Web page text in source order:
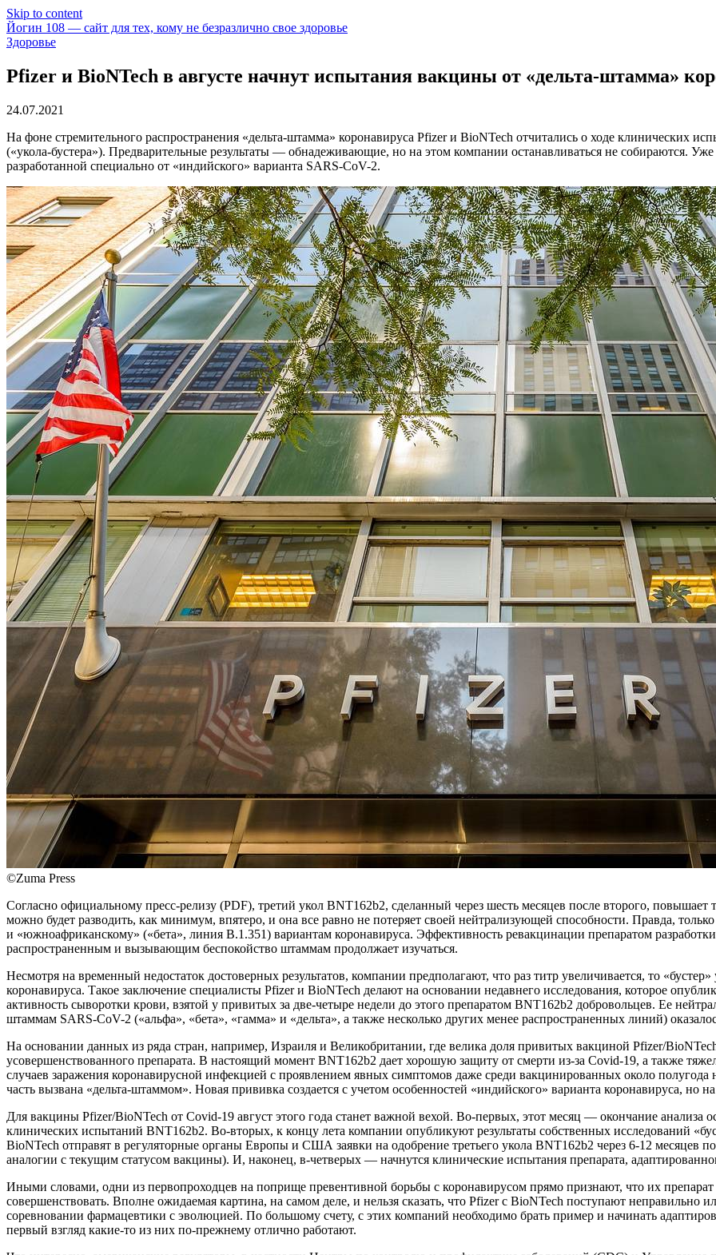
Skip to content
Йогин 108 — сайт для тех, кому не безразлично свое здоровье
Здоровье
Pfizer и BioNTech в августе начнут испытания вакцины от «дельта-штамма»
24.07.2021
На фоне стремительного распространения «дельта-штамма» коронавируса Pfizer и BioNTech отчитались о ходе клинических
(«укола-бустера»). Предварительные результаты — обнадеживающие, но на этом компании останавливаться не собираются.
разработанной специально от «индийского» варианта SARS-CoV-2.
©Zuma Press
Согласно официальному пресс-релизу (PDF), третий укол BNT162b2, сделанный через шесть месяцев после второго, повышает
можно будет разводить, как минимум, впятеро, и она все равно не потеряет своей нейтрализующей способности. Правда,
и «южноафриканскому» («бета», линия B.1.351) вариантам коронавируса. Эффективность ревакцинации препаратом
распространенным и вызывающим беспокойство штаммам продолжает изучаться.
Несмотря на временный недостаток достоверных результатов, компании предполагают, что раз титр увеличивается, то
коронавируса. Такое заключение специалисты Pfizer и BioNTech делают на основании недавнего исследования, которое
активность сыворотки крови, взятой у привитых за две-четыре недели до этого препаратом BNT162b2 добровольцев. Ее
штаммам SARS-CoV-2 («альфа», «бета», «гамма» и «дельта», а также несколько других менее распространенных линий)
На основании данных из ряда стран, например, Израиля и Великобритании, где велика доля привитых вакциной Pfizer/
усовершенствованного препарата. В настоящий момент BNT162b2 дает хорошую защиту от смерти из-за Covid-19, а также
случаев заражения коронавирусной инфекцией с проявлением явных симптомов даже среди вакцинированных около
часть вызвана «дельта-штаммом». Новая прививка создается с учетом особенностей «индийского» варианта коронавируса, но
Для вакцины Pfizer/BioNTech от Covid-19 август этого года станет важной вехой. Во-первых, этот месяц — окончание анализа
клинических испытаний BNT162b2. Во-вторых, к концу лета компании опубликуют результаты собственных исследований
BioNTech отправят в регуляторные органы Европы и США заявки на одобрение третьего укола BNT162b2 через 6-12 месяцев
аналогии с текущим статусом вакцины). И, наконец, в-четверых — начнутся клинические испытания препарата,
Иными словами, одни из первопроходцев на поприще превентивной борьбы с коронавирусом прямо признают, что их препарат
совершенствовать. Вполне ожидаемая картина, на самом деле, и нельзя сказать, что Pfizer с BioNTech поступают неправильно
соревновании фармацевтики с эволюцией. По большому счету, с этих компаний необходимо брать пример и начинать
первый взгляд какие-то из них по-прежнему отлично работают.